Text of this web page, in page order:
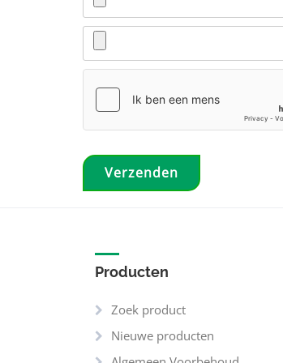
Producten
Zoek product
Nieuwe producten